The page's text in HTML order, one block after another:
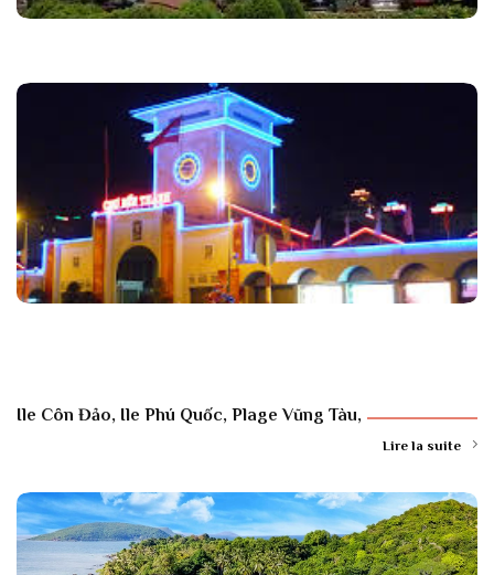
Ile Côn Đảo, Ile Phú Quốc, Plage Vũng Tàu,
Lire la suite